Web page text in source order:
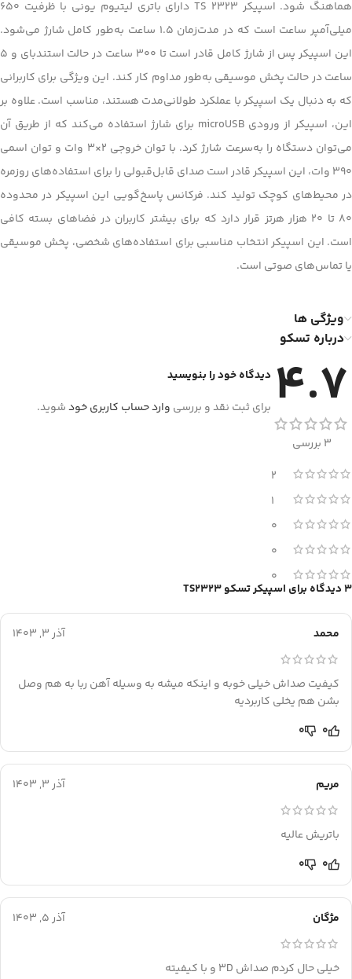
هماهنگ شود. اسپیکر TS 2323 دارای باتری لیتیوم یونی با ظرفیت 650
میلی‌آمپر ساعت است که در مدت‌زمان ۱.۵ ساعت به‌طور کامل شارژ می‌شود.
این اسپیکر پس از شارژ کامل قادر است تا ۳۰۰ ساعت در حالت استندبای و ۵
ساعت در حالت پخش موسیقی به‌طور مداوم کار کند. این ویژگی برای کاربرانی
که به دنبال یک اسپیکر با عملکرد طولانی‌مدت هستند، مناسب است. علاوه بر
این، اسپیکر از ورودی microUSB برای شارژ استفاده می‌کند که از طریق آن
می‌توان دستگاه را به‌سرعت شارژ کرد. با توان خروجی ۲×۳ وات و توان اسمی
۳۹۰ وات، این اسپیکر قادر است صدای قابل‌قبولی را برای استفاده‌های روزمره
در محیط‌های کوچک تولید کند. فرکانس پاسخ‌گویی این اسپیکر در محدوده
۸۰ تا ۲۰ هزار هرتز قرار دارد که برای بیشتر کاربران در فضاهای بسته کافی
است. این اسپیکر انتخاب مناسبی برای استفاده‌های شخصی، پخش موسیقی
یا تماس‌های صوتی است.
ویژگی ها
درباره تسکو
4.7
3 بررسی
2
1
0
0
0
3 دیدگاه برای اسپیکر تسکو TS2323
محمد آذر 3, 1403
کیفیت صداش خیلی خوبه و اینکه میشه به وسیله آهن ربا به هم وصل
بشن هم یخلی کاربردیه
0
0
مریم آذر 3, 1403
باتریش عالیه
0
0
مژگان آذر 5, 1403
خیلی حال کردم صداش 3D و با کیفیته
دیدگاه خود را بنویسید
برای ثبت نقد و بررسی وارد حساب کاربری خودشوید.